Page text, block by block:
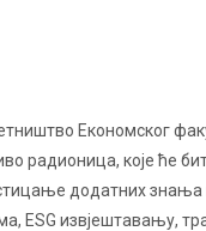
Економског
радионица, које ће
додатних
ESG извјештавању,